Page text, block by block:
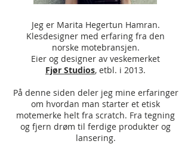
Jeg er Marita Hegertun Hamran.
Klesdesigner med erfaring fra den
norske motebransjen.
Eier og designer av veskemerket
Fjør Studios, etbl. i 2013.
På denne siden deler jeg mine erfaringer
om hvordan man starter et etisk
motemerke helt fra scratch. Fra tegning
og fjern drøm til ferdige produkter og
lansering.